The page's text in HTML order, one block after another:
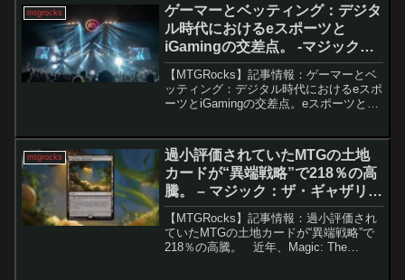
す...
mtgrocks
ゲーマーとベッティング：デジタ
ル時代におけるeスポーツと
iGamingの交差点。 -マジック：
ザ・ギャザリング
【MTGRocks】記事情報：ゲーマーとベ
ッティング：デジタル時代におけるeスポ
ーツとiGamingの交差点。eスポーツと
にデジタル文化の中心へと成長してい
る。両...
mtgrocks
過小評価されていたMTGの土地
カードが“異端戦略”で218％の高
騰。 – マジック：ザ・ギャザリン
グ
【MTGRocks】記事情報：過小評価され
ていたMTGの土地カードが“異端戦略”で
218％の高騰。 近年、Magic: The